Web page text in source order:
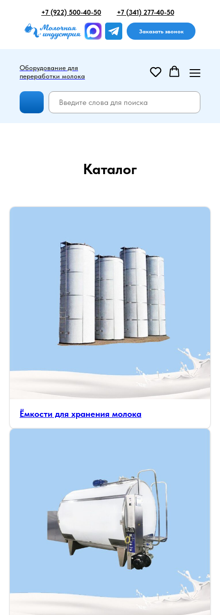
+7 (922) 500-40-50 +7 (341) 277-40-50
Заказать звонок
Оборудование для
переработки молока
Каталог
Ёмкости для хранения молока